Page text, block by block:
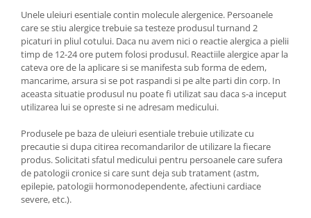
Unele uleiuri esentiale contin molecule alergenice. Persoanele
care se stiu alergice trebuie sa testeze produsul turnand 2
picaturi in pliul cotului. Daca nu avem nici o reactie alergica a pielii
timp de 12-24 ore putem folosi produsul. Reactiile alergice apar la
cateva ore de la aplicare si se manifesta sub forma de edem,
mancarime, arsura si se pot raspandi si pe alte parti din corp. In
aceasta situatie produsul nu poate fi utilizat sau daca s-a inceput
utilizarea lui se opreste si ne adresam medicului.
Produsele pe baza de uleiuri esentiale trebuie utilizate cu
precautie si dupa citirea recomandarilor de utilizare la fiecare
produs. Solicitati sfatul medicului pentru persoanele care sufera
de patologii cronice si care sunt deja sub tratament (astm,
epilepie, patologii hormonodependente, afectiuni cardiace
severe, etc.).